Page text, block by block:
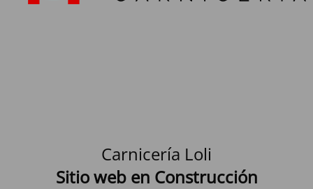
Carnicería Loli
Sitio web en Construcción